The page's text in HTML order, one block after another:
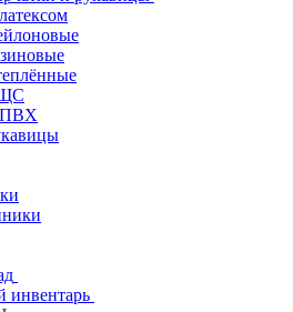
инвентарь